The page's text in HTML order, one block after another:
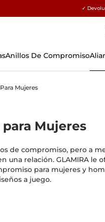
✓
Anillos De Compromiso
Mujeres
Mujeres
de compromiso, pero a
una relación. GLAMIRA le
para mujeres y
a juego.